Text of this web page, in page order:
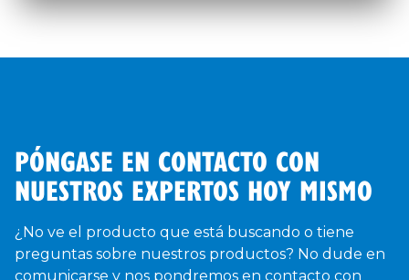
PÓNGASE EN CONTACTO CON
NUESTROS EXPERTOS HOY MISMO
¿No ve el producto que está buscando o tiene
preguntas sobre nuestros productos? No dude en
comunicarse y nos pondremos en contacto con